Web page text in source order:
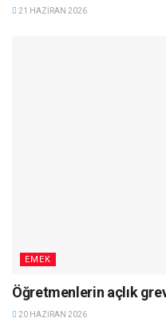
21 HAZIRAN 2026
EMEK
Öğretmenlerin açlık
20 HAZIRAN 2026